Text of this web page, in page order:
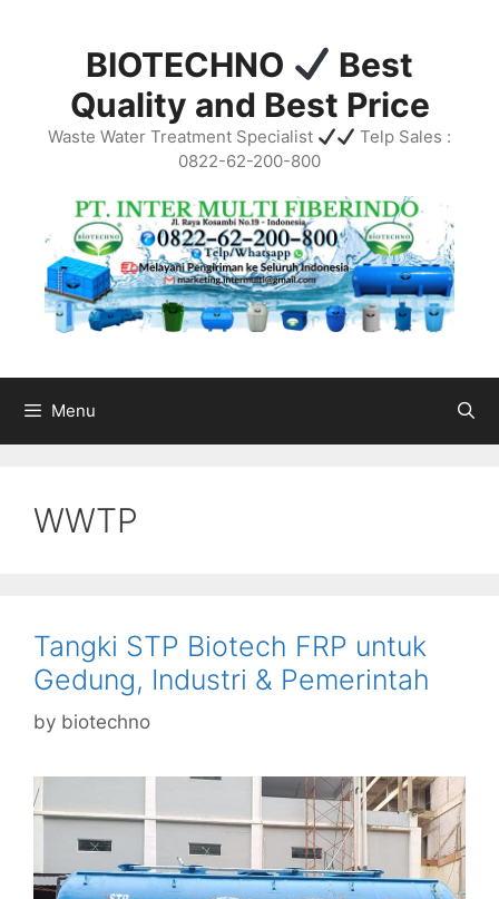
BIOTECHNO
Best
Quality and Best Price
Waste Water Treatment Specialist
Telp Sales :
0822-62-200-800
Menu
WWTP
Tangki STP Biotech FRP untuk
Gedung, Industri & Pemerintah
by biotechno